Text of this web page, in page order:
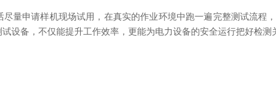
量申请样机现场试用，在真实的作业环境中跑一遍完整测试流程
设备，不仅能提升工作效率，更能为电力设备的安全运行把好检测